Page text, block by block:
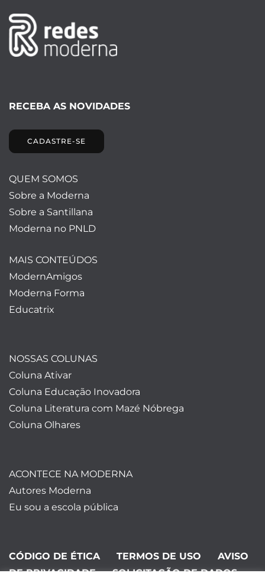
RECEBA AS NOVIDADES
CADASTRE-SE
QUEM SOMOS
Sobre a Moderna
Sobre a Santillana
Moderna no PNLD
MAIS CONTEÚDOS
ModernAmigos
Moderna Forma
Educatrix
NOSSAS COLUNAS
Coluna Ativar
Coluna Educação Inovadora
Coluna Literatura com Mazé Nóbrega
Coluna Olhares
ACONTECE NA MODERNA
Autores Moderna
Eu sou a escola pública
CÓDIGO DE ÉTICA TERMOS DE USO
AVISO
DE PRIVACIDADE
SOLICITAÇÃO DE DADOS